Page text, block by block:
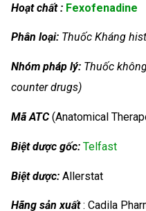
Hoạt chất : Fexofenadine
Phân loại: Thuốc Kháng
Nhóm pháp lý: Thuốc
counter drugs)
Mã ATC(Anatomical
Biệt dược gốc: Telfast
Biệt dược: Allerstat
Hãng sản xuất: Cadila